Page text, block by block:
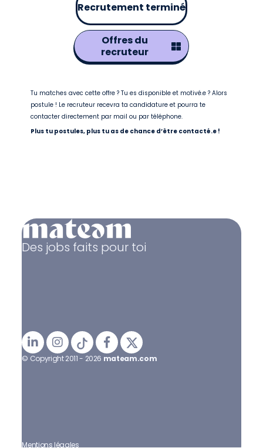
Recrutement terminé
Offres du
recruteur
Tu matches avec cette offre ? Tu es disponible et motivé.e ? Alors
postule ! Le recruteur recevra ta candidature et pourra te
contacter directement par mail ou par téléphone.
Plus tu postules, plus tu as de chance d’être contacté.e !
Des jobs faits pour toi
© Copyright 2011 - 2026 mateam.com
Mentions légales